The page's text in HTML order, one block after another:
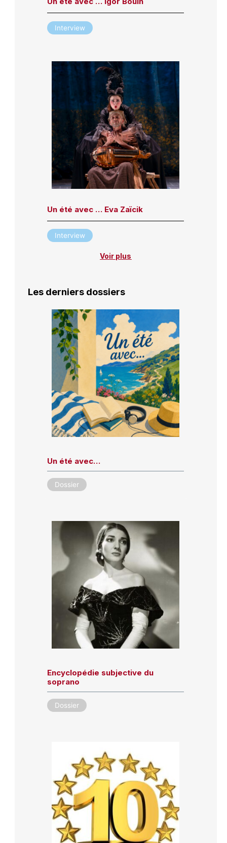
Interview
Un été avec … Eva Zaïcik
Interview
Voir plus
Les derniers dossiers
Un été avec…
Dossier
Encyclopédie subjective du
soprano
Dossier